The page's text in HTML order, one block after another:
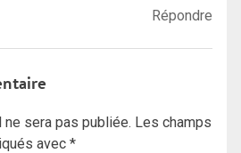
Répondre
sera pas publiée. Les champs
avec *